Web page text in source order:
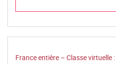
France entière – Classe virtuelle :